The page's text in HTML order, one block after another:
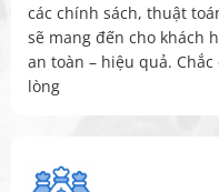
các chính sách, thuật
sẽ mang đến cho khách
an toàn – hiệu quả.
lòng